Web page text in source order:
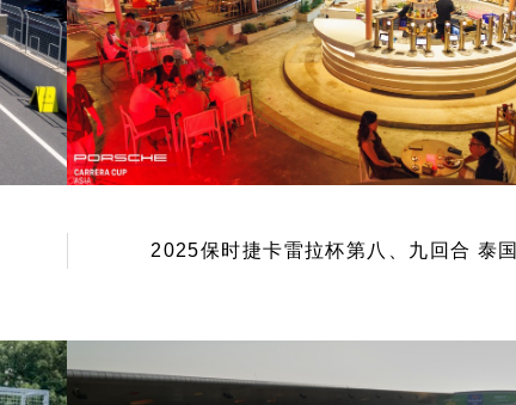
2025保时捷卡雷拉杯第八、九回合 泰国